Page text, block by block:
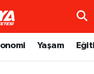
Yaşam